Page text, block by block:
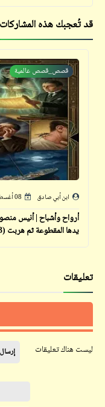
قد تُعجبك هذه المشاركات
قصص_قصص عالمية
ابن أبي صادق 08 أغسطس 2026
أرواح وأشباح | أنيس
يدها المقطوعة ثم هربت (3)
تعليقات
ليست هناك تعليقات